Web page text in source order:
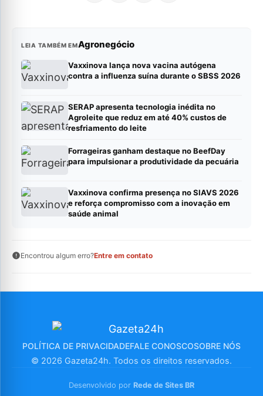
LEIA TAMBÉM EMAgronegócio
Vaxxinova lança nova vacina autógena
contra a influenza suína durante o SBSS 2026
SERAP apresenta tecnologia inédita no
Agroleite que reduz em até 40% custos de
resfriamento do leite
Forrageiras ganham destaque no BeefDay
para impulsionar a produtividade da pecuária
Vaxxinova confirma presença no SIAVS 2026
e reforça compromisso com a inovação em
saúde animal
Encontrou algum erro?Entre em contato
POLÍTICA DE PRIVACIDADEFALE CONOSCOSOBRE NÓS
© 2026 Gazeta24h. Todos os direitos reservados.
Desenvolvido por Rede de Sites BR